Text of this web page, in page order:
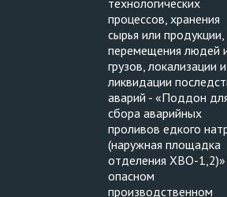
технологических
процессов, хранения
сырья или продукции,
перемещения людей
грузов, локализации и
ликвидации
аварий - «Поддон
сбора аварийных
проливов едкого
(наружная площадка
отделения ХВО-
опасном
производственном